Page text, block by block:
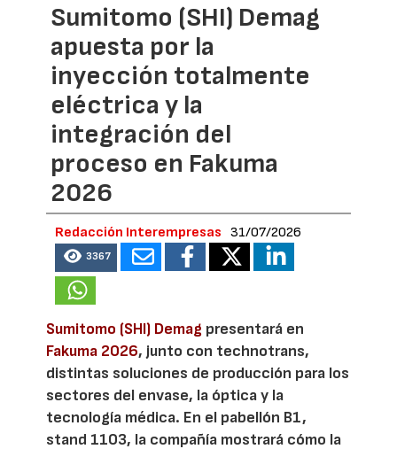
Sumitomo (SHI) Demag
apuesta por la
inyección totalmente
eléctrica y la
integración del
proceso en Fakuma
2026
Redacción Interempresas 31/07/2026
3367
Sumitomo (SHI) Demag presentará en
Fakuma 2026, junto con technotrans,
distintas soluciones de producción para los
sectores del envase, la óptica y la
tecnología médica. En el pabellón B1,
stand 1103, la compañía mostrará cómo la